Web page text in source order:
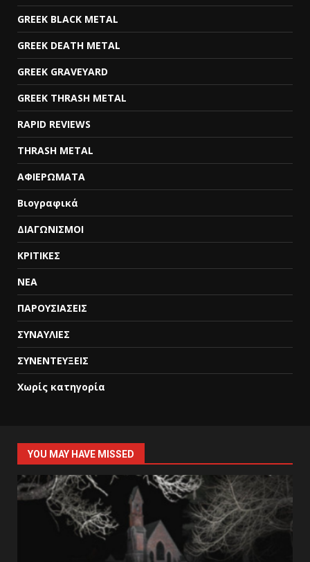
GREEK BLACK METAL
GREEK DEATH METAL
GREEK GRAVEYARD
GREEK THRASH METAL
RAPID REVIEWS
THRASH METAL
ΑΦΙΕΡΩΜΑΤΑ
Βιογραφικά
ΔΙΑΓΩΝΙΣΜΟΙ
ΚΡΙΤΙΚΕΣ
ΝΕΑ
ΠΑΡΟΥΣΙΑΣΕΙΣ
ΣΥΝΑΥΛΙΕΣ
ΣΥΝΕΝΤΕΥΞΕΙΣ
Χωρίς κατηγορία
YOU MAY HAVE MISSED